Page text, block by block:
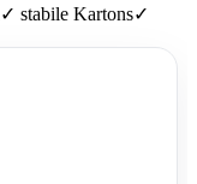
✓ stabile Kartons✓